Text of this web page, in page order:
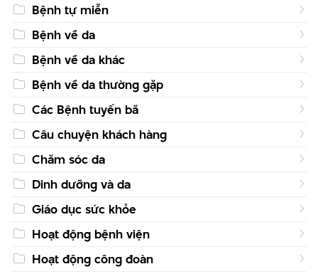
Bệnh tự miễn
Bệnh về da
Bệnh về da khác
Bệnh về da thường gặp
Các Bệnh tuyến bã
Câu chuyện khách hàng
Chăm sóc da
Dinh dưỡng và da
Giáo dục sức khỏe
Hoạt động bệnh viện
Hoạt động công đoàn